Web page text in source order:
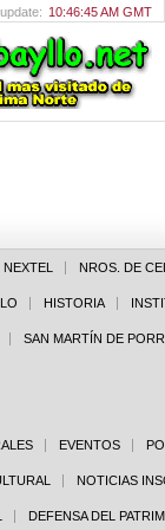
10:46:45 AM GMT
NEXTEL NROS. DE
HISTORIA
SAN MARTÍN DE
EVENTOS
NOTICIAS
DEFENSA DEL